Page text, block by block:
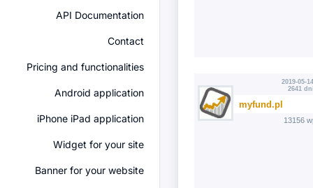
API Documentation
Contact
Pricing and functionalities
Android application
iPhone iPad application
Widget for your site
Banner for your website
2019-05-
2641
myfund.pl
13156